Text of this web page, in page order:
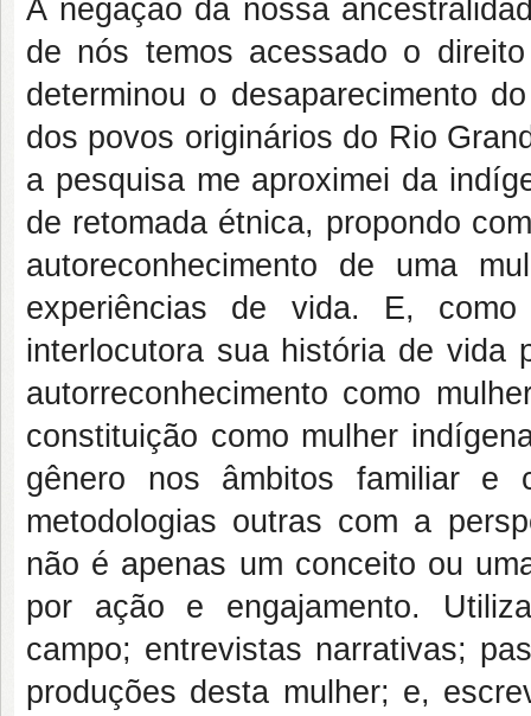
A negação da nossa
de nós temos acessado o
determinou o desaparecimento
dos povos originários do Rio
a pesquisa me aproximei da
de retomada étnica, propondo
autoreconhecimento de uma
experiências de vida. E,
interlocutora sua história de vida
autorreconhecimento como
constituição como mulher
gênero nos âmbitos familiar e
metodologias outras com a
não é apenas um conceito ou
por ação e engajamento.
campo; entrevistas narrativas;
produções desta mulher; e,